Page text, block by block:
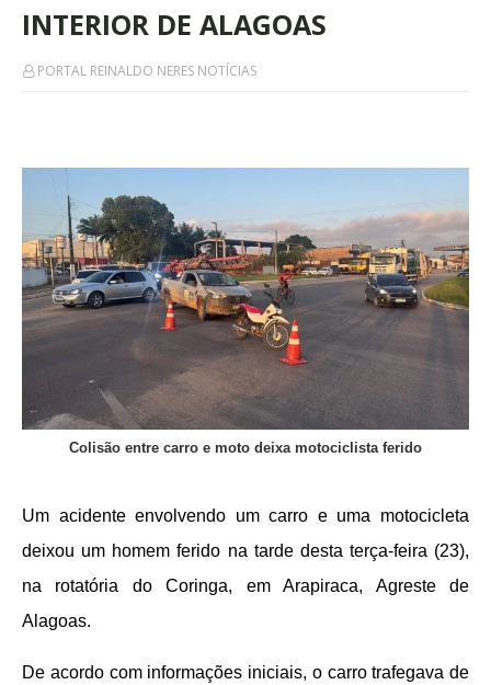
INTERIOR DE ALAGOAS
PORTAL REINALDO NERES NOTÍCIAS
Colisão entre carro e moto deixa motociclista ferido
Um acidente envolvendo um carro e uma motocicleta
deixou um homem ferido na tarde desta terça-feira (23),
na rotatória do Coringa, em Arapiraca, Agreste de
Alagoas.
De acordo com informações iniciais, o carro trafegava de